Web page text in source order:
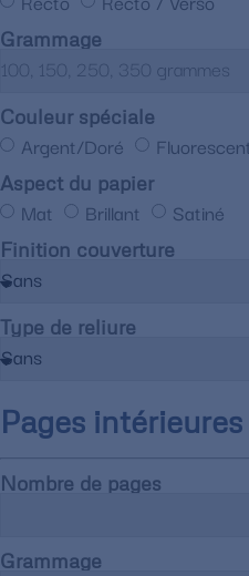
Grammage
Couleur spéciale
Argent/Doré
Aspect du papier
Mat Brillant Satiné
Finition couverture
Type de reliure
Pages
Nombre de pages
Grammage